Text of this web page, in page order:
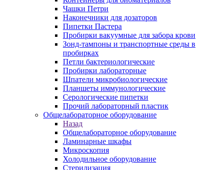
Чашки Петри
Наконечники для дозаторов
Пипетки Пастера
Пробирки вакуумные для забора крови
Зонд-тампоны и транспортные среды в
пробирках
Петли бактериологические
Пробирки лабораторные
Шпатели микробиологические
Планшеты иммунологические
Серологические пипетки
Прочий лабораторный пластик
Общелабораторное оборудование
Назад
Общелабораторное оборудование
Ламинарные шкафы
Микроскопия
Холодильное оборудование
Стерилизация